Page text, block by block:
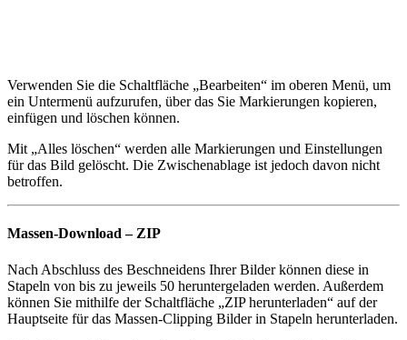
Verwenden Sie die Schaltfläche „Bearbeiten“ im oberen Menü, um
ein Untermenü aufzurufen, über das Sie Markierungen kopieren,
einfügen und löschen können.
Mit „Alles löschen“ werden alle Markierungen und Einstellungen
für das Bild gelöscht. Die Zwischenablage ist jedoch davon nicht
betroffen.
Massen-Download – ZIP
Nach Abschluss des Beschneidens Ihrer Bilder können diese in
Stapeln von bis zu jeweils 50 heruntergeladen werden. Außerdem
können Sie mithilfe der Schaltfläche „ZIP herunterladen“ auf der
Hauptseite für das Massen-Clipping Bilder in Stapeln herunterladen.